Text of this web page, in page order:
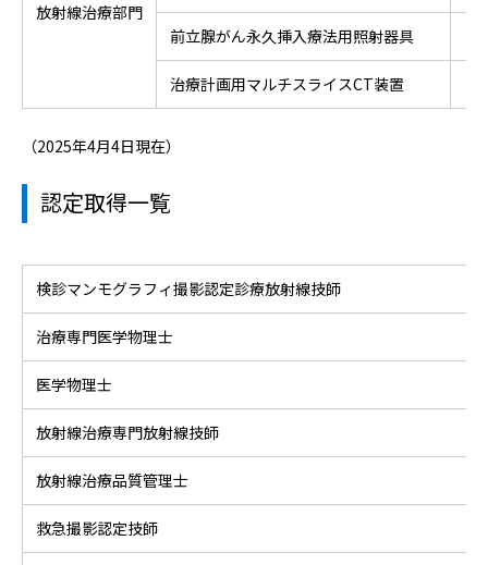
放射線治療部門
前立腺がん永久挿入療法用照射器具
治療計画用マルチスライスCT装置
（2025年4月4日現在）
認定取得一覧
検診マンモグラフィ撮影認定診療放射線技師
治療専門医学物理士
医学物理士
放射線治療専門放射線技師
放射線治療品質管理士
救急撮影認定技師